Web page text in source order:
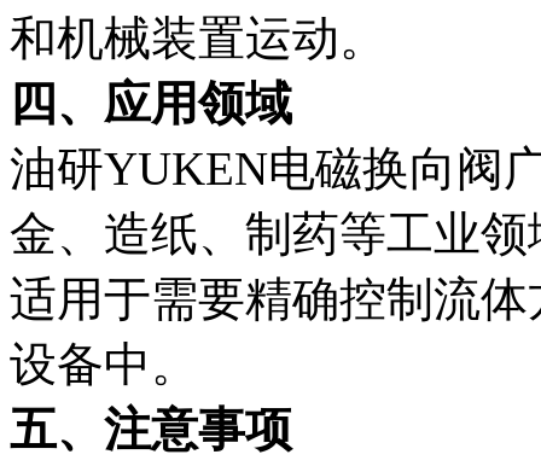
和机械装置运动。
四、应用领域
油研YUKEN电磁换向阀
金、造纸、制药等工业领
适用于需要精确控制流
设备中。
五、注意事项